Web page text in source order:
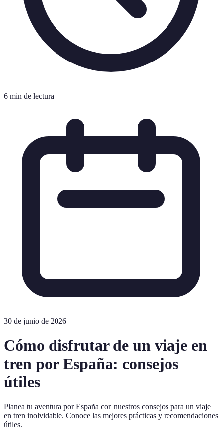
6 min de lectura
30 de junio de 2026
Cómo disfrutar de un viaje en
tren por España: consejos
útiles
Planea tu aventura por España con nuestros consejos para un viaje
en tren inolvidable. Conoce las mejores prácticas y recomendaciones
útiles.